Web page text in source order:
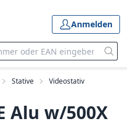
Anmelden
Stative Videostativ
Alu w/500X